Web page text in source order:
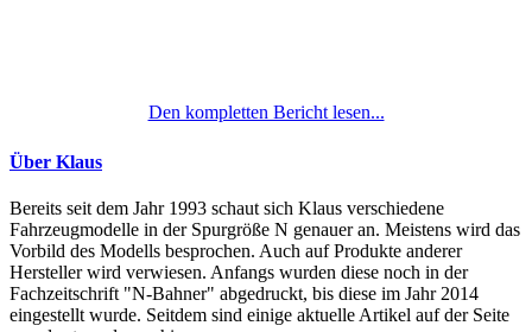
Den kompletten Bericht lesen...
Über Klaus
Bereits seit dem Jahr 1993 schaut sich Klaus verschiedene
Fahrzeugmodelle in der Spurgröße N genauer an. Meistens wird das
Vorbild des Modells besprochen. Auch auf Produkte anderer
Hersteller wird verwiesen. Anfangs wurden diese noch in der
Fachzeitschrift "N-Bahner" abgedruckt, bis diese im Jahr 2014
eingestellt wurde. Seitdem sind einige aktuelle Artikel auf der Seite